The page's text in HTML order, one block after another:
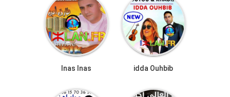
Inas Inas idda Ouhbib